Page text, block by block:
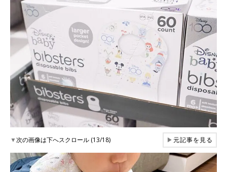
▼次の画像は下へスクロール (13/18) ▶元記事を見る